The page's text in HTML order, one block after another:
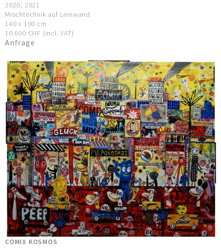
2020, 2021
Mischtechnik auf Leinwand
140 x 100 cm
10.600 CHF (incl. VAT)
Anfrage
COMIX KOSMOS